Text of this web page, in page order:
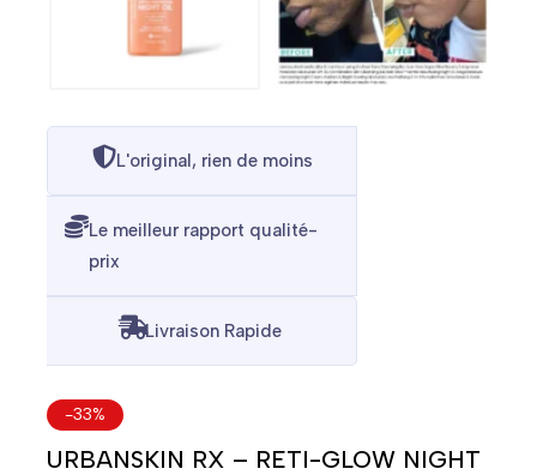
L'original, rien de moins
Le meilleur rapport qualité-
prix
Livraison Rapide
-33%
URBANSKIN RX – RETI-GLOW NIGHT